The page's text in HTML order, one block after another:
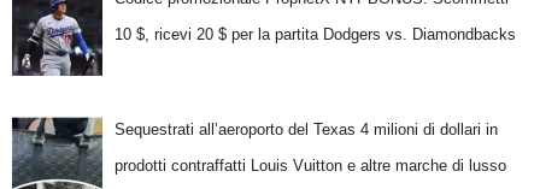
10 $, ricevi 20 $ per la partita Dodgers vs. Diamondbacks
Sequestrati all’aeroporto del Texas 4 milioni di dollari in
prodotti contraffatti Louis Vuitton e altre marche di lusso